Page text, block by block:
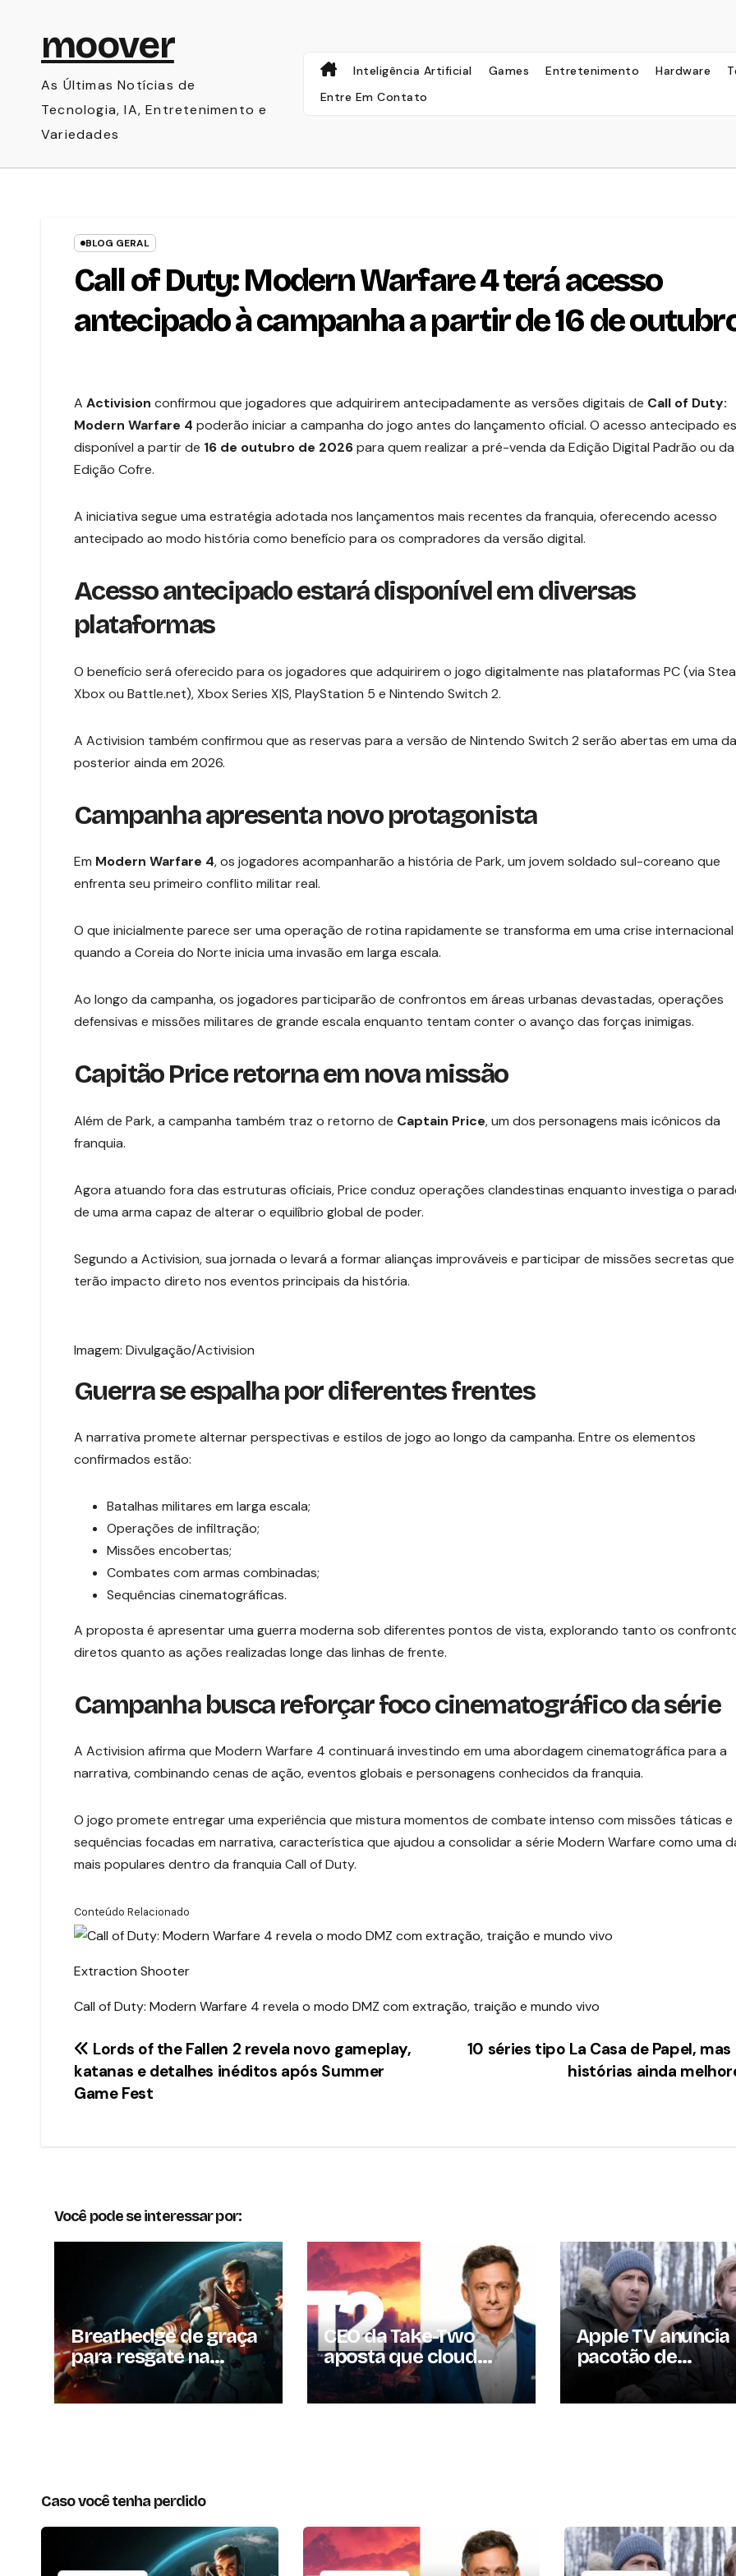
contentmoover
As Últimas Notícias de
Tecnologia, IA, Entretenimento e
Variedades
Inteligência Artificial Games Entretenimento Hardware
Entre Em Contato
BLOG GERAL
Call of Duty: Modern Warfare 4 terá acesso
antecipado à campanha a partir de 16 de
A Activision confirmou que jogadores que adquirirem antecipadamente as versões digitais de Call of Duty:
Modern Warfare 4 poderão iniciar a campanha do jogo antes do lançamento oficial. O acesso antecipado
disponível a partir de 16 de outubro de 2026para quem realizar a pré-venda da Edição Digital Padrão ou da
Edição Cofre.
A iniciativa segue uma estratégia adotada nos lançamentos mais recentes da franquia, oferecendo acesso
antecipado ao modo história como benefício para os compradores da versão digital.
Acesso antecipado estará disponível em diversas
plataformas
O benefício será oferecido para os jogadores que adquirirem o jogo digitalmente nas plataformas PC (via
Xbox ou Battle.net), Xbox Series X|S, PlayStation 5 e Nintendo Switch 2.
A Activision também confirmou que as reservas para a versão de Nintendo Switch 2 serão abertas em uma
posterior ainda em 2026.
Campanha apresenta novo protagonista
Em Modern Warfare 4, os jogadores acompanharão a história de Park, um jovem soldado sul-coreano que
enfrenta seu primeiro conflito militar real.
O que inicialmente parece ser uma operação de rotina rapidamente se transforma em uma crise internacional
quando a Coreia do Norte inicia uma invasão em larga escala.
Ao longo da campanha, os jogadores participarão de confrontos em áreas urbanas devastadas, operações
defensivas e missões militares de grande escala enquanto tentam conter o avanço das forças inimigas.
Capitão Price retorna em nova missão
Além de Park, a campanha também traz o retorno de Captain Price, um dos personagens mais icônicos da
franquia.
Agora atuando fora das estruturas oficiais, Price conduz operações clandestinas enquanto investiga o
de uma arma capaz de alterar o equilíbrio global de poder.
Segundo a Activision, sua jornada o levará a formar alianças improváveis e participar de missões secretas que
terão impacto direto nos eventos principais da história.
Imagem: Divulgação/Activision
Guerra se espalha por diferentes frentes
A narrativa promete alternar perspectivas e estilos de jogo ao longo da campanha. Entre os elementos
confirmados estão:
Batalhas militares em larga escala;
Operações de infiltração;
Missões encobertas;
Combates com armas combinadas;
Sequências cinematográficas.
A proposta é apresentar uma guerra moderna sob diferentes pontos de vista, explorando tanto os
diretos quanto as ações realizadas longe das linhas de frente.
Campanha busca reforçar foco cinematográfico da série
A Activision afirma que Modern Warfare 4 continuará investindo em uma abordagem cinematográfica para a
narrativa, combinando cenas de ação, eventos globais e personagens conhecidos da franquia.
O jogo promete entregar uma experiência que mistura momentos de combate intenso com missões táticas e
sequências focadas em narrativa, característica que ajudou a consolidar a série Modern Warfare como uma
mais populares dentro da franquia Call of Duty.
Conteúdo Relacionado
Extraction Shooter
Call of Duty: Modern Warfare 4 revela o modo DMZ com extração, traição e mundo vivo
Navegação
de
10 séries tipo La Casa de Papel,
histórias ainda
Lords of the Fallen 2 revela novo gameplay,
katanas e detalhes inéditos após Summer
Game Fest
Você pode se interessar por:
Breathedge de graça
para resgate na
Steam por tempo
limitado
CEO da Take-Two
aposta que cloud
gaming multiplicará
mercado de jogos por
Apple TV anuncia
pacotão de
lançamentos
fim do ano;
Caso você tenha perdido